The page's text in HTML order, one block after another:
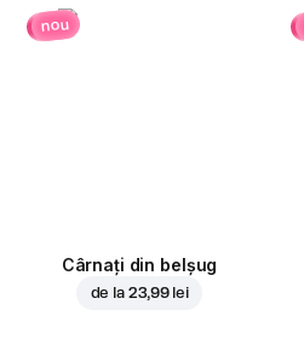
nou
Cârnați din belșug
de la 23,99 lei